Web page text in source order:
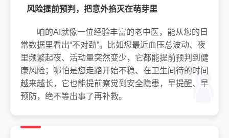
风险提前预判，把意外掐灭在萌芽里
咱的AI就像一位经验丰富的老中医，能从您的日
常数据里看出“不对劲”。比如您最近血压总波动、夜
里频繁起夜、活动量突然变少，它都能提前预判到健
康风险；哪怕是您走路开始不稳、在卫生间待的时间
越来越长，它也能提前察觉到安全隐患，早提醒、早
预防，绝不等出事了再补救。